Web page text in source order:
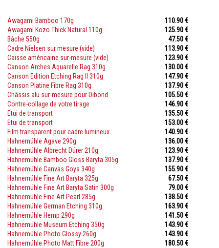
Awagami Bamboo 170g
110.90 €
Awagami Kozo Thick Natural 110g
125.90 €
Bâche 550g
47.50 €
Cadre Nielsen sur mesure (vide)
Caisse américaine sur-mesure (vide)
Canson Arches Aquarelle Rag 310g
113.90 €
Canson Edition Etching Rag II 310g
123.90 €
Canson Platine Fibre Rag 310g
130.00 €
Châssis alu sur-mesure pour Dibond
Contre-collage de votre tirage
Etui de transport
Etui de transport
Film transparent pour cadre lumineux
147.90 €
Hahnemühle Agave 290g
137.90 €
Hahnemühle Albrecht Dürer 210g
105.50 €
Hahnemühle Bamboo Gloss Baryta 305g
146.90 €
Hahnemühle Canvas Goya 340g
135.50 €
Hahnemühle Fine Art Baryta 325g
153.00 €
Hahnemühle Fine Art Baryta Satin 300g
140.90 €
Hahnemühle Fine Art Pearl 285g
136.00 €
Hahnemühle German Etching 310g
123.90 €
Hahnemühle Hemp 290g
137.90 €
Hahnemühle Museum Etching 350g
155.90 €
Hahnemühle Photo Glossy 260g
67.50 €
Hahnemühle Photo Matt Fibre 200g
79.00 €
138.50 €
163.90 €
141.50 €
143.90 €
143.90 €
180.50 €